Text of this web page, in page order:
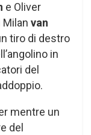
e Oliver
Milan van
tiro di destro
in
del
mentre un
del